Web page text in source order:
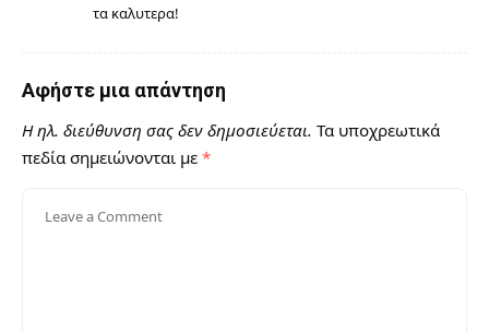
τα καλυτερα!
Αφήστε μια απάντηση
Η ηλ. διεύθυνση σας δεν δημοσιεύεται. Τα υποχρεωτικά
πεδία σημειώνονται με *